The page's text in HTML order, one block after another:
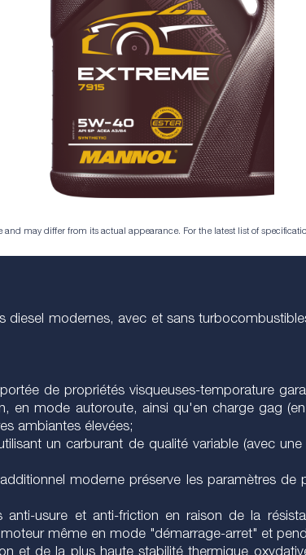
and may differ from its actual appearance. For the latest list of
diesel modernes, avec et sans
de propriétés visqueuses-temporature
mode autoroute, ainsi qu'en charge gag
ambiantes élevées;
un carburant de qualité variable (avec
moderne préserve les paramètres
usure et anti-friction en raison de la
même en mode "démarrage-arret" et